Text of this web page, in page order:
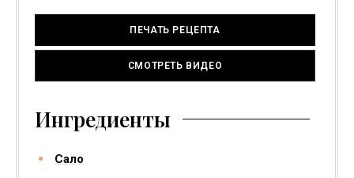
ПЕЧАТЬ РЕЦЕПТА
СМОТРЕТЬ ВИДЕО
Ингредиенты
Сало